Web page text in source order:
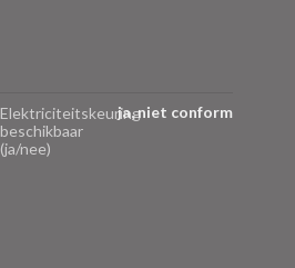
Elektriciteitskeuring
beschikbaar
(ja/nee)
ja, niet conform